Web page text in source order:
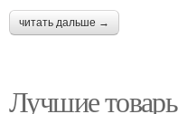
читать дальше →
Лучшие